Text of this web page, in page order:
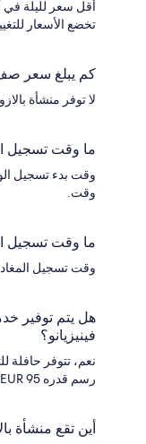
تخضع الأسعار
كم يبلغ سعر صف
لا توفر منشأة
ما وقت تسجيل
وقت.
ما وقت تسجيل
وقت تسجيل
هل يتم توفير
فينيزيانو؟
نعم، تتوفر
رسم قدره EUR 95 للسيارة.
أين تقع منشأة